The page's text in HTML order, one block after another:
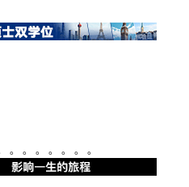
。。。。。。。